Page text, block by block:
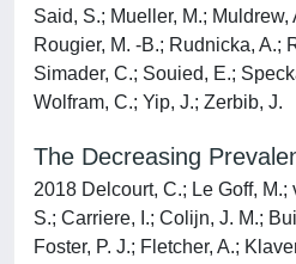
Said, S.; Mueller, M.;
Rougier, M. -B.; Rudnicka, A.;
Simader, C.; Souied, E.;
Wolfram, C.; Yip, J.; Zerbib, J.
The Decreasing
2018 Delcourt, C.; Le Goff,
S.; Carriere, I.; Colijn, J. M.;
Foster, P. J.; Fletcher, A.;